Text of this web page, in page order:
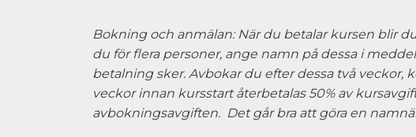
Bokning och anmälan: När du betalar kursen blir
du för flera personer, ange namn på dessa i
betalning sker. Avbokar du efter dessa två veckor,
veckor innan kursstart återbetalas 50% av
avbokningsavgiften. Det går bra att göra en